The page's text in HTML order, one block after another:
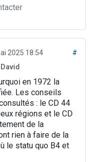
2025 18:54 #
en 1972 la
Les conseils
: le CD 44
régions et le CD
de la
rien à faire de la
le statu quo B4 et